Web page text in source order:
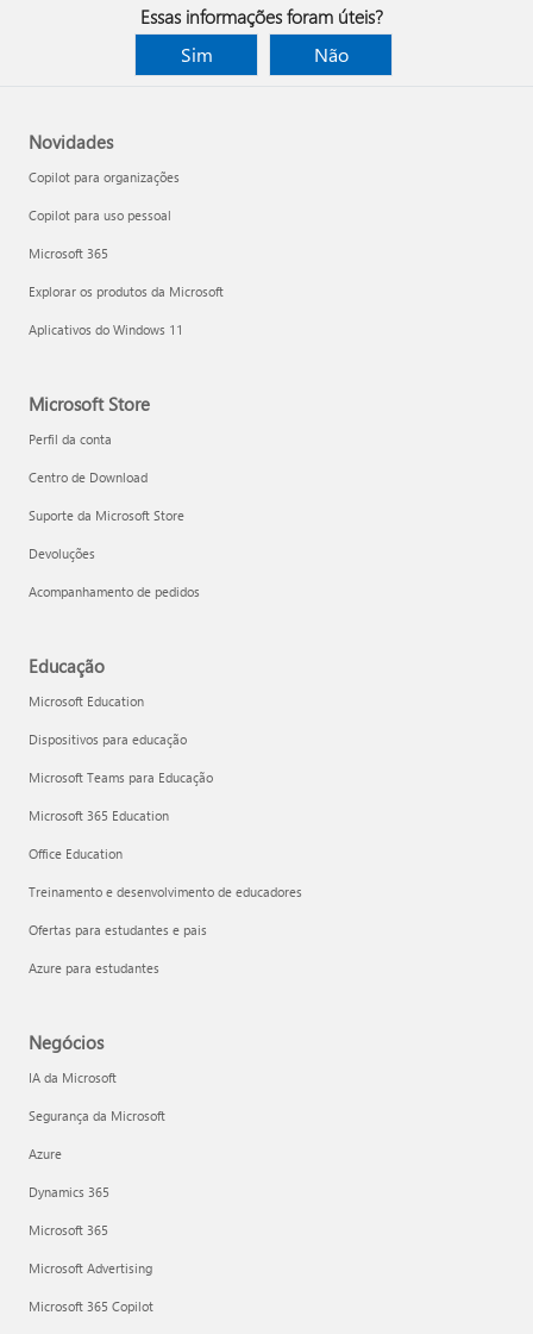
Essas informações foram úteis?
Sim
Não
Novidades
Copilot para organizações
Copilot para uso pessoal
Microsoft 365
Explorar os produtos da Microsoft
Aplicativos do Windows 11
Microsoft Store
Perfil da conta
Centro de Download
Suporte da Microsoft Store
Devoluções
Acompanhamento de pedidos
Educação
Microsoft Education
Dispositivos para educação
Microsoft Teams para Educação
Microsoft 365 Education
Office Education
Treinamento e desenvolvimento de educadores
Ofertas para estudantes e pais
Azure para estudantes
Negócios
IA da Microsoft
Segurança da Microsoft
Azure
Dynamics 365
Microsoft 365
Microsoft Advertising
Microsoft 365 Copilot